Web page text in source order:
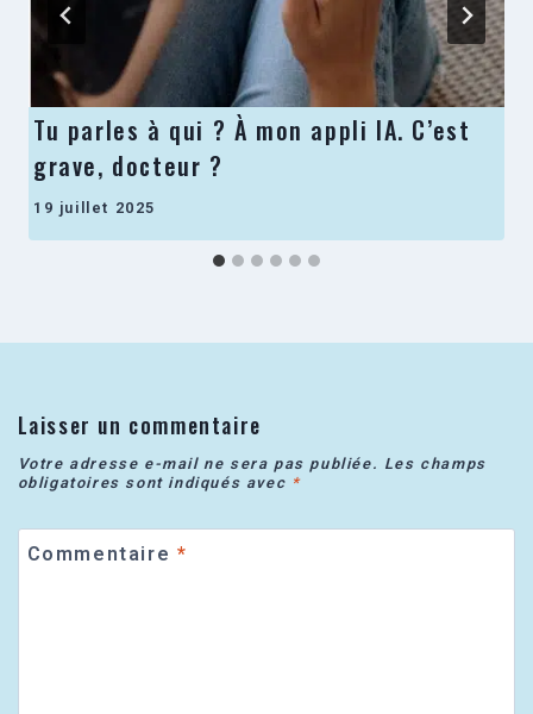
Tu parles à qui ? À mon appli IA. C’est
grave, docteur ?
19 juillet 2025
Laisser un commentaire
Votre adresse e-mail ne sera pas publiée. Les champs
obligatoires sont indiqués avec *
Commentaire *